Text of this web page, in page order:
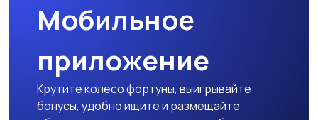
Мобильное
приложение
Крутите колесо фортуны, выигрывайте
бонусы, удобно ищите и размещайте